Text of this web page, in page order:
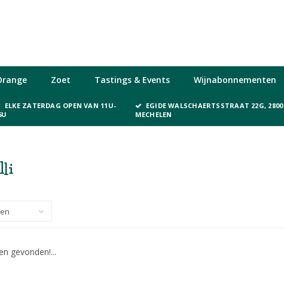
Zoet Tastings & Events Wijnabonnementen
ELKE ZATERDAG OPEN VAN 11U-
EGIDE WALSCHAERTSSTRAAT 22G, 2800
MECHELEN
gevonden!...